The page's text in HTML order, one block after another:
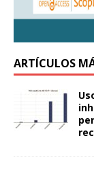
ARTÍCULOS